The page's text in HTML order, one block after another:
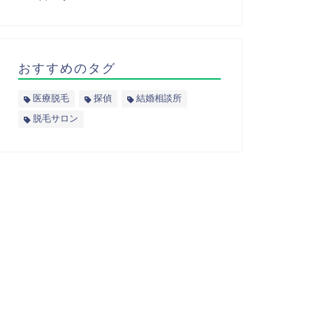
おすすめのタグ
医療脱毛 探偵
結婚相談所
脱毛サロン